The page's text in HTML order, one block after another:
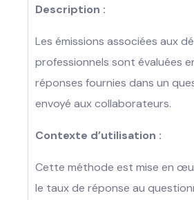
Description :
Les émissions associées aux
professionnels sont évaluées
réponses fournies dans un
envoyé aux collaborateurs.
Contexte d’utilisation :
Cette méthode est mise en
le taux de réponse au